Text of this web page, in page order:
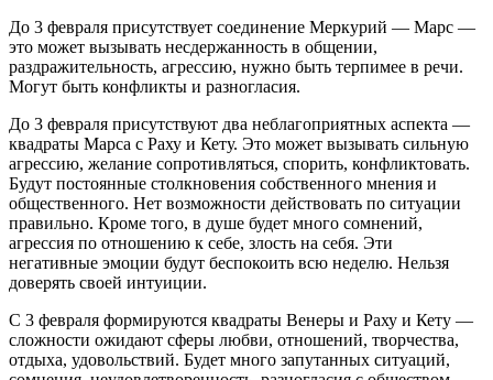
До 3 февраля присутствует соединение Меркурий — Марс —
это может вызывать несдержанность в общении,
раздражительность, агрессию, нужно быть терпимее в речи.
Могут быть конфликты и разногласия.
До 3 февраля присутствуют два неблагоприятных аспекта —
квадраты Марса с Раху и Кету. Это может вызывать сильную
агрессию, желание сопротивляться, спорить, конфликтовать.
Будут постоянные столкновения собственного мнения и
общественного. Нет возможности действовать по ситуации
правильно. Кроме того, в душе будет много сомнений,
агрессия по отношению к себе, злость на себя. Эти
негативные эмоции будут беспокоить всю неделю. Нельзя
доверять своей интуиции.
С 3 февраля формируются квадраты Венеры и Раху и Кету —
сложности ожидают сферы любви, отношений, творчества,
отдыха, удовольствий. Будет много запутанных ситуаций,